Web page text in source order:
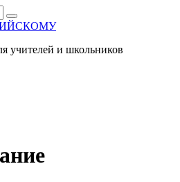
учителей и школьников